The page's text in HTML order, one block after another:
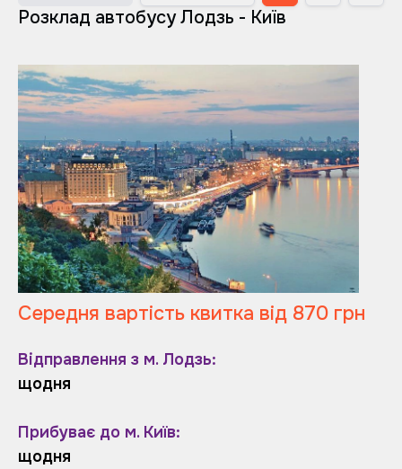
Розклад автобусу Лодзь - Київ
Середня вартість квитка від 870 грн
Відправлення з м. Лодзь:
щодня
Прибуває до м. Київ:
щодня